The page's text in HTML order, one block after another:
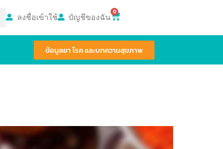
ลงชื่อเข้าใช้ บัญชีของฉัน 0
ข้อมูลยา โรค และบทความสุขภาพ